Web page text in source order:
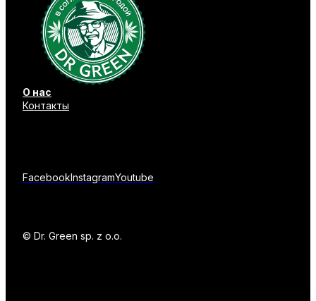
О нас
Контакты
FacebookInstagramYoutube
© Dr. Green sp. z o.o.